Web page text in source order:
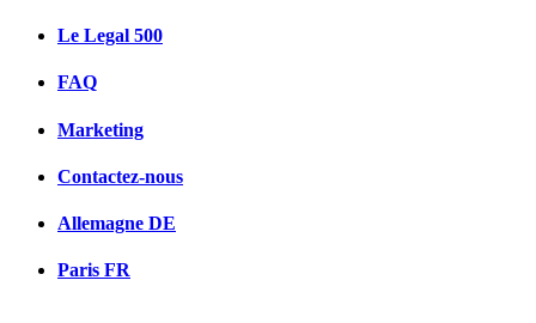
Le Legal 500
FAQ
Marketing
Contactez-nous
Allemagne DE
Paris FR